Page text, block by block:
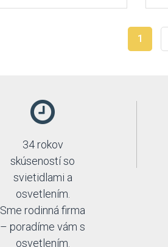
1
34 rokov
skúseností so
svietidlami a
osvetlením.
Sme rodinná firma
– poradíme vám s
osvetlením.